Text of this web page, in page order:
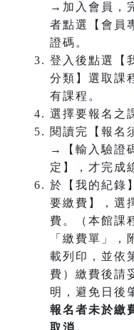
→加入會員，
者點選【會員
證碼。
登入後點選【
分類】選取課
有課程。
選擇要報名之
閱讀完【報名
→【輸入驗證
定】，才完成
於【我的紀錄
要繳費】，選
費。（本館課
「繳費單」
載列印，並依
費）繳費後請
明，避免日後
報名者未於繳